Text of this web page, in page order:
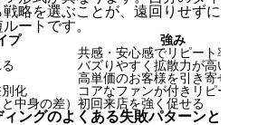
略を選ぶことが、遠回りせずに
ートです。
プ
強み
共感・安心感でリピート率が
バズりやすく拡散力が高い
高単価のお客様を引き寄せや
化
コアなファンが付きリピート
中身の差） 初回来店を強く促せる
ングのよくある失敗パターンと